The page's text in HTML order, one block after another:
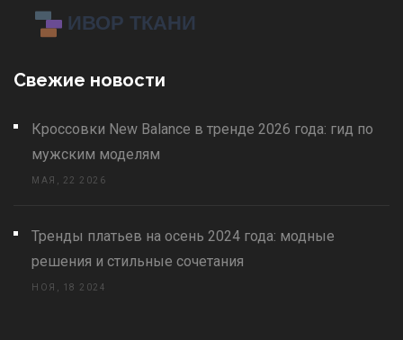
Свежие новости
Кроссовки New Balance в тренде 2026 года: гид по
мужским моделям
МАЯ, 22 2026
Тренды платьев на осень 2024 года: модные
решения и стильные сочетания
НОЯ, 18 2024